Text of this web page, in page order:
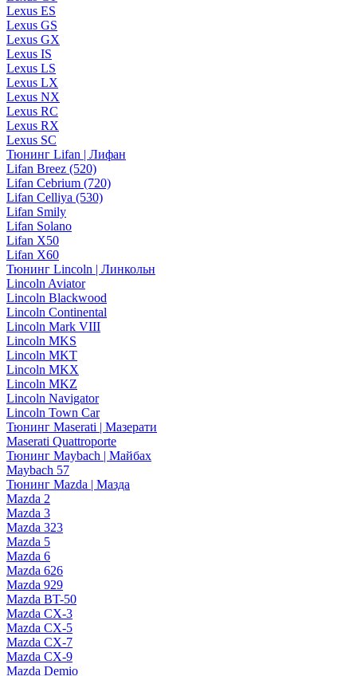
Lexus ES
Lexus GS
Lexus GX
Lexus IS
Lexus LS
Lexus LX
Lexus NX
Lexus RC
Lexus RX
Lexus SC
Тюнинг Lifan | Лифан
Lifan Breez (520)
Lifan Cebrium (720)
Lifan Celliya (530)
Lifan Smily
Lifan Solano
Lifan X50
Lifan X60
Тюнинг Lincoln | Линкольн
Lincoln Aviator
Lincoln Blackwood
Lincoln Continental
Lincoln Mark VIII
Lincoln MKS
Lincoln MKT
Lincoln MKX
Lincoln MKZ
Lincoln Navigator
Lincoln Town Car
Тюнинг Maserati | Мазерати
Maserati Quattroporte
Тюнинг Maybach | Майбах
Maybach 57
Тюнинг Mazda | Мазда
Mazda 2
Mazda 3
Mazda 323
Mazda 5
Mazda 6
Mazda 626
Mazda 929
Mazda BT-50
Mazda CX-3
Mazda CX-5
Mazda CX-7
Mazda CX-9
Mazda Demio